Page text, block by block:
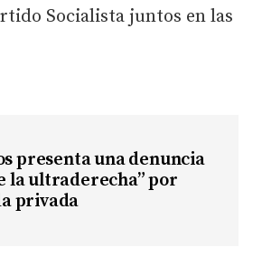
Socialista juntos en las
presenta una denuncia
la ultraderecha” por
privada